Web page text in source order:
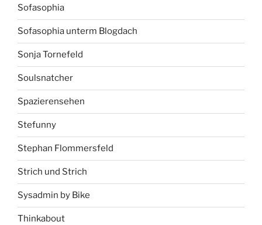
Sofasophia
Sofasophia unterm Blogdach
Sonja Tornefeld
Soulsnatcher
Spazierensehen
Stefunny
Stephan Flommersfeld
Strich und Strich
Sysadmin by Bike
Thinkabout